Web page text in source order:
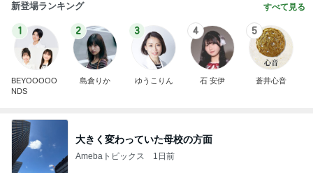
新登場ランキング すべて見る
1
BEYOOOOO
NDS
2
島倉りか
3
ゆうこりん
4
石 安伊
5
蒼井心音
大きく変わっていた母校の方面
Amebaトピックス 1日前